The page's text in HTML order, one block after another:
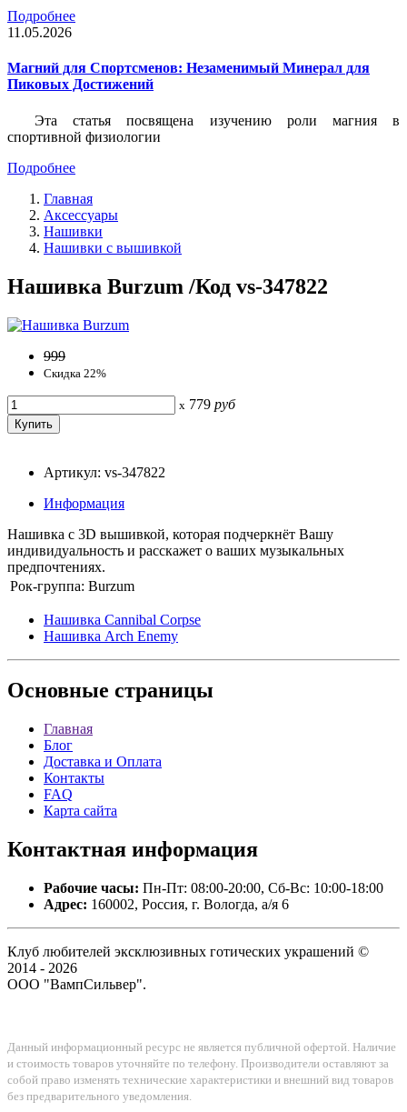
Подробнее
11.05.2026
Магний для Спортсменов: Незаменимый Минерал для
Пиковых Достижений
Эта статья посвящена изучению роли магния в
спортивной физиологии
Подробнее
Главная
Аксессуары
Нашивки
Нашивки с вышивкой
Нашивка Burzum /Код vs-347822
999
Скидка 22%
x 779 руб
Артикул: vs-347822
Информация
Нашивка с 3D вышивкой, которая подчеркнёт Вашу
индивидуальность и расскажет о ваших музыкальных
предпочтениях.
Рок-группа: Burzum
Нашивка Cannibal Corpse
Нашивка Arch Enemy
Основные страницы
Главная
Блог
Доставка и Оплата
Контакты
FAQ
Карта сайта
Контактная информация
Рабочие часы: Пн-Пт: 08:00-20:00, Сб-Вс: 10:00-18:00
Адрес: 160002, Россия, г. Вологда, а/я 6
Клуб любителей эксклюзивных готических украшений ©
2014 - 2026
ООО "ВампСильвер".
Данный информационный ресурс не является публичной офертой. Наличие
и стоимость товаров уточняйте по телефону. Производители оставляют за
собой право изменять технические характеристики и внешний вид товаров
без предварительного уведомления.